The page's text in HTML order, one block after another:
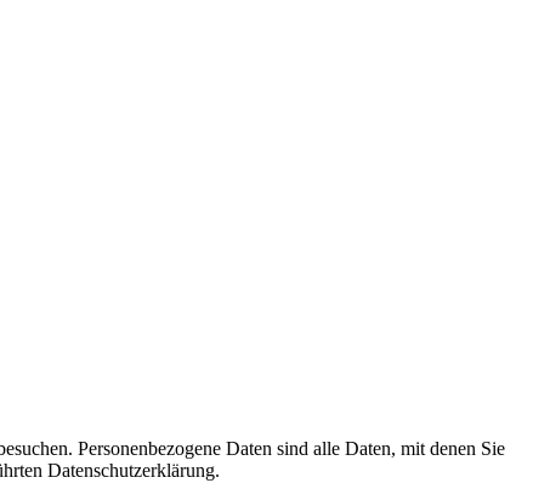
Personenbezogene Daten sind alle Daten, mit denen Sie
Datenschutzerklärung.